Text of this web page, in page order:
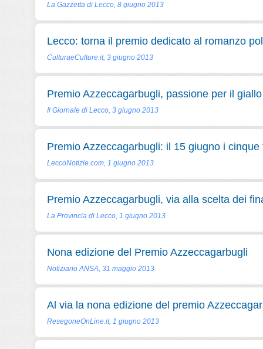
La Gazzetta di Lecco, 8 giugno 2013
Lecco: torna il premio dedicato al romanzo
CulturaeCulture.it, 3 giugno 2013
Premio Azzeccagarbugli, passione per il giallo
Il Giornale di Lecco, 3 giugno 2013
Premio Azzeccagarbugli: il 15 giugno i cinque
LeccoNotizie.com, 1 giugno 2013
Premio Azzeccagarbugli, via alla scelta dei
La Provincia di Lecco, 1 giugno 2013
Nona edizione del Premio Azzeccagarbugli
Notiziario ANSA, 31 maggio 2013
Al via la nona edizione del premio
ResegoneOnLine.it, 1 giugno 2013